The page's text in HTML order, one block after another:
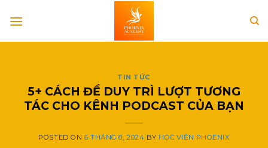
TIN TỨC
5+ CÁCH ĐỂ DUY TRÌ LƯỢT TƯƠNG
TÁC CHO KÊNH PODCAST CỦA BẠN
POSTED ON 6 THÁNG 8, 2024 BY HỌC VIỆN PHOENIX